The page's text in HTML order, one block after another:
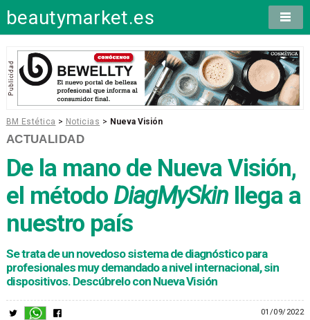
beautymarket.es
BM Estética > Noticias > Nueva Visión
ACTUALIDAD
De la mano de Nueva Visión,
el método DiagMySkinllega a
nuestro país
Se trata de un novedoso sistema de diagnóstico para
profesionales muy demandado a nivel internacional, sin
dispositivos. Descúbrelo con Nueva Visión
01/09/2022